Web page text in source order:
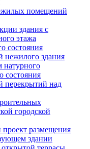
помещений
здания с
этажа
состояния
нежилого здания
натурного
состояния
перекрытий над
городской
размещения
здании